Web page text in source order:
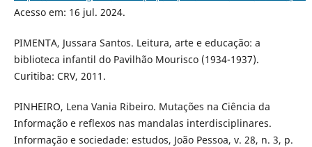
Acesso em: 16 jul. 2024.
PIMENTA, Jussara Santos. Leitura, arte e educação: a
biblioteca infantil do Pavilhão Mourisco (1934-1937).
Curitiba: CRV, 2011.
PINHEIRO, Lena Vania Ribeiro. Mutações na Ciência da
Informação e reflexos nas mandalas interdisciplinares.
Informação e sociedade: estudos, João Pessoa, v. 28, n. 3, p.